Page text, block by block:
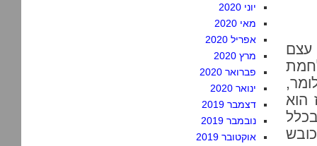
עצם
הוא
יוני 2020
מאי 2020
אפריל 2020
מרץ 2020
פברואר 2020
ינואר 2020
דצמבר 2019
נובמבר 2019
אוקטובר 2019